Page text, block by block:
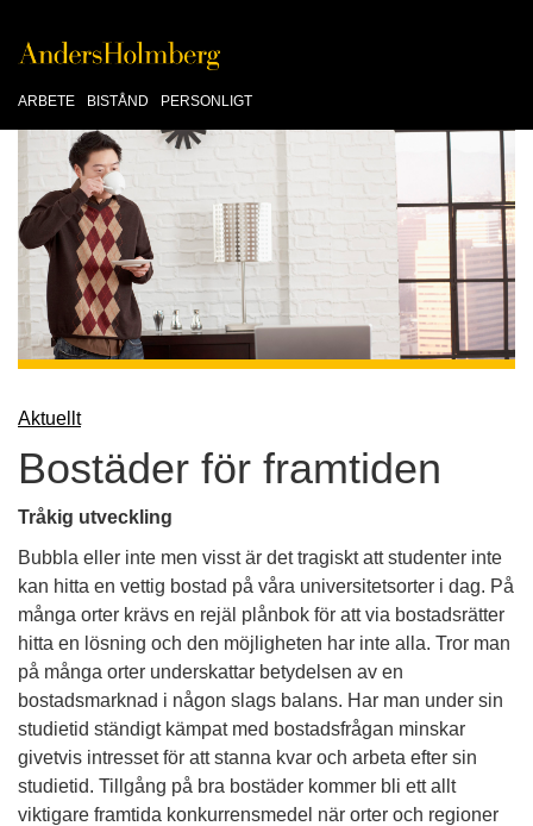
ARBETE BISTÅND PERSONLIGT
Aktuellt
Bostäder för framtiden
Tråkig utveckling
Bubbla eller inte men visst är det tragiskt att studenter inte
kan hitta en vettig bostad på våra universitetsorter i dag. På
många orter krävs en rejäl plånbok för att via bostadsrätter
hitta en lösning och den möjligheten har inte alla. Tror man
på många orter underskattar betydelsen av en
bostadsmarknad i någon slags balans. Har man under sin
studietid ständigt kämpat med bostadsfrågan minskar
givetvis intresset för att stanna kvar och arbeta efter sin
studietid. Tillgång på bra bostäder kommer bli ett allt
viktigare framtida konkurrensmedel när orter och regioner